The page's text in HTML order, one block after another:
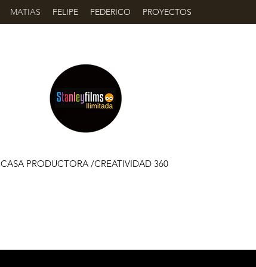
MATIAS FELIPE FEDERICO PROYECTOS
CASA PRODUCTORA /CREATIVIDAD 360